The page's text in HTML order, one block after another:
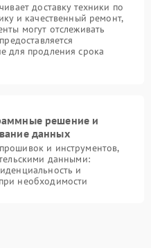
доставку техники по
и качественный ремонт,
могут отслеживать
для продления срока
решение и
данных
и инструментов,
данными:
и
необходимости